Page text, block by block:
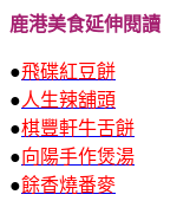
鹿港美食延伸閱讀
●飛碟紅豆餅
●人生辣舖頭
●棋豐軒牛舌餅
●向陽手作煲湯
●餘香燒番麥